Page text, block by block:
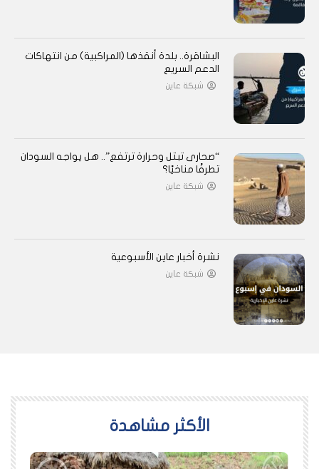
البشاقرة.. بلدة أنقذها (المراكبية) من انتهاكات
الدعم السريع
شبكة عاين
“صحارى تبتل وحرارة ترتفع”.. هل يواجه السودان
تطرفًا مناخيًا؟
شبكة عاين
نشرة أخبار عاين الأسبوعية
شبكة عاين
اﻷكثر مشاهدة